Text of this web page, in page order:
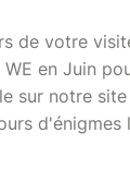
de votre
en Juin
sur notre site
d'énigmes